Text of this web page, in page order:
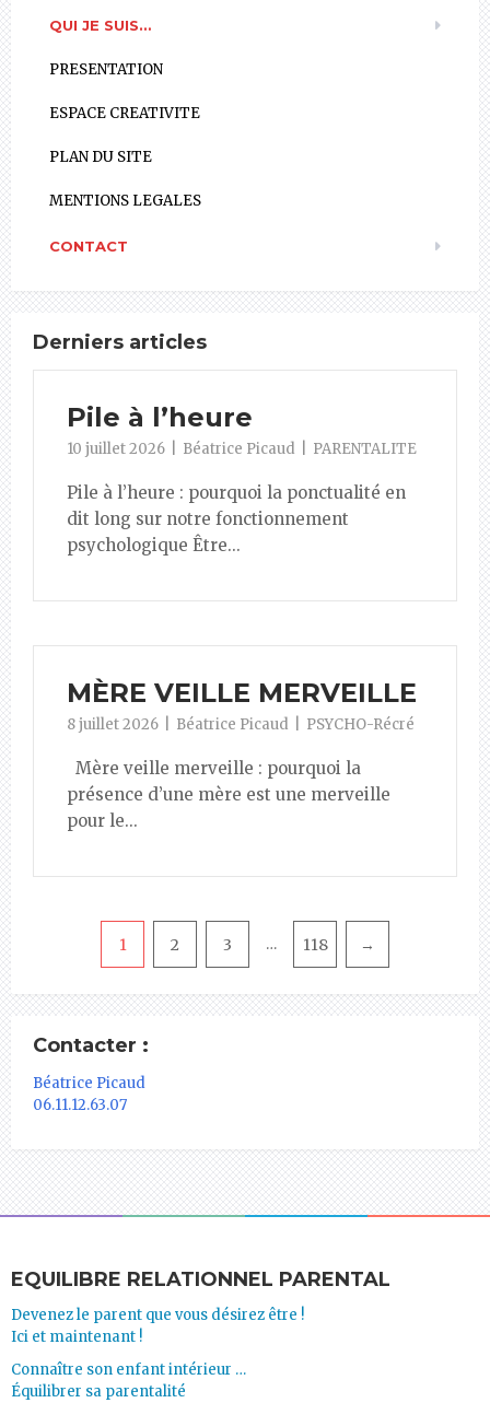
QUI JE SUIS…
PRESENTATION
ESPACE CREATIVITE
PLAN DU SITE
MENTIONS LEGALES
CONTACT
Derniers articles
Pile à l’heure
10 juillet 2026 Béatrice Picaud PARENTALITE
Pile à l’heure : pourquoi la ponctualité en
dit long sur notre fonctionnement
psychologique Être...
MÈRE VEILLE MERVEILLE
8 juillet 2026 Béatrice Picaud PSYCHO-Récré
Mère veille merveille : pourquoi la
présence d’une mère est une merveille
pour le...
Pagination
1 2 3 … 118 →
Contacter :
Béatrice Picaud
06.11.12.63.07
EQUILIBRE RELATIONNEL PARENTAL
Devenez le parent que vous désirez être !
Ici et maintenant !
Connaître son enfant intérieur …
Équilibrer sa parentalité